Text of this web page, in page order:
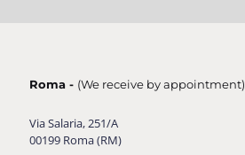
Roma - (We receive by appointment)
Via Salaria, 251/A
00199 Roma (RM)